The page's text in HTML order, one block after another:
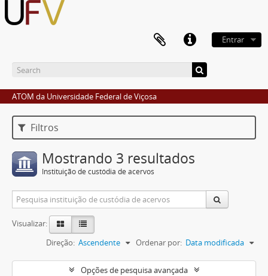
Entrar
ATOM da Universidade Federal de Viçosa
Filtros
Mostrando 3 resultados
Instituição de custódia de acervos
Visualizar:
Ordenar por: Data modificada
Direção: Ascendente
Opções de pesquisa avançada